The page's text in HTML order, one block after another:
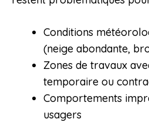
Conditions
(neige abondante,
Zones de travaux
temporaire ou
Comportements
usagers